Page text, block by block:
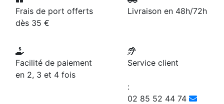
Frais de port offerts
dès 35 €
Livraison en 48h/72h
Facilité de paiement
en 2, 3 et 4 fois
Service client
:
02 85 52 44 74